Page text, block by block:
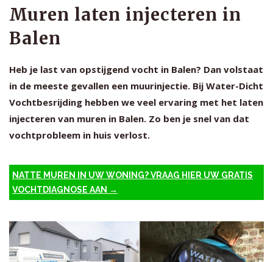
Muren laten injecteren in
Balen
Heb je last van opstijgend vocht in Balen? Dan volstaat
in de meeste gevallen een muurinjectie. Bij Water-Dicht
Vochtbesrijding hebben we veel ervaring met het laten
injecteren van muren in Balen. Zo ben je snel van dat
vochtprobleem in huis verlost.
NATTE MUREN IN UW WONING? VRAAG HIER UW GRATIS
VOCHTDIAGNOSE AAN →